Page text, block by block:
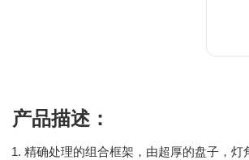
产品描述：
精确处理的组合框架，由超厚的盘子，灯